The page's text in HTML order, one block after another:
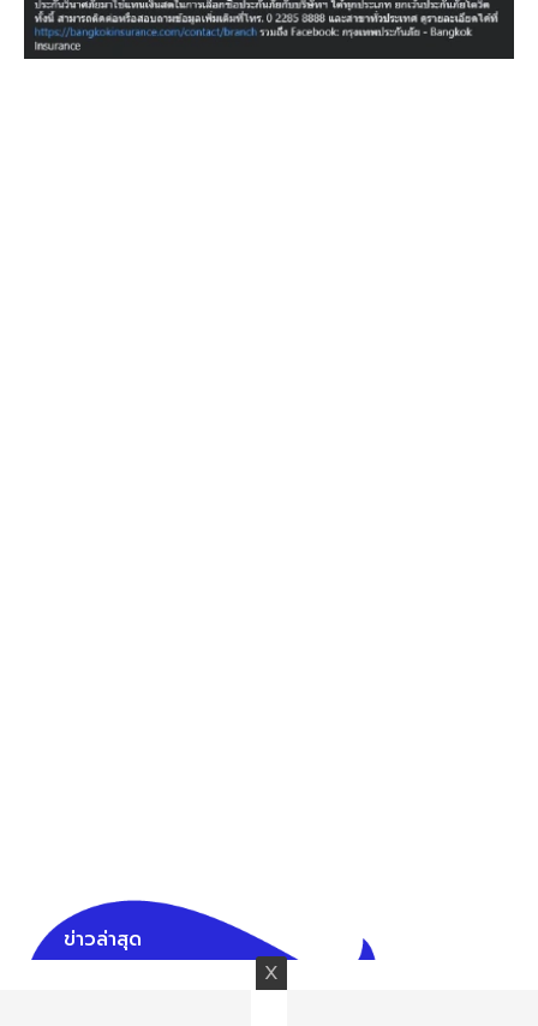
ข่าวล่าสุด